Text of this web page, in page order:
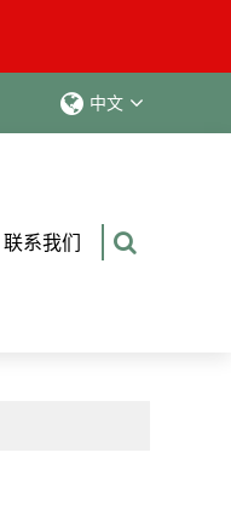
中文
联系我们